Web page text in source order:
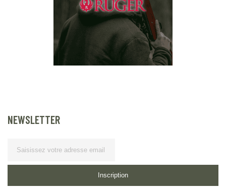
NEWSLETTER
Inscription